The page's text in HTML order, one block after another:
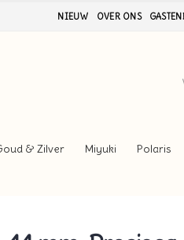
NIEUW OVER ONS
& Zilver Miyuki Polaris